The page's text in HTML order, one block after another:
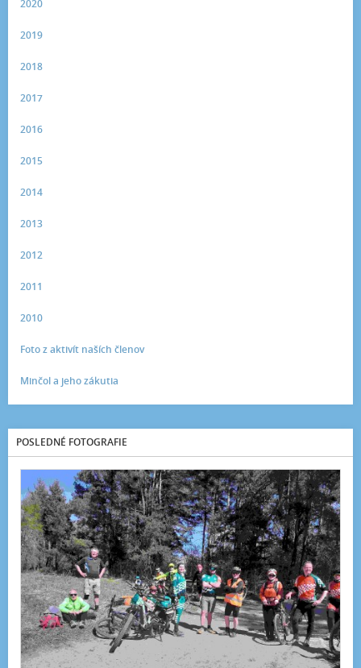
2020
2019
2018
2017
2016
2015
2014
2013
2012
2011
2010
Foto z aktivít naších členov
Minčol a jeho zákutia
POSLEDNÉ FOTOGRAFIE